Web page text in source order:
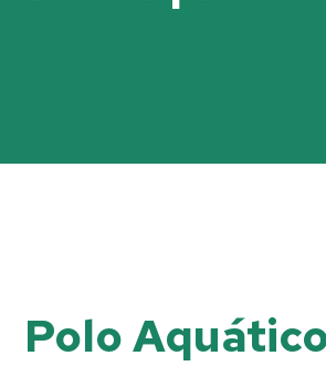
Polo